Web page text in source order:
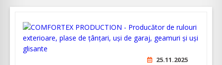
25.11.2025